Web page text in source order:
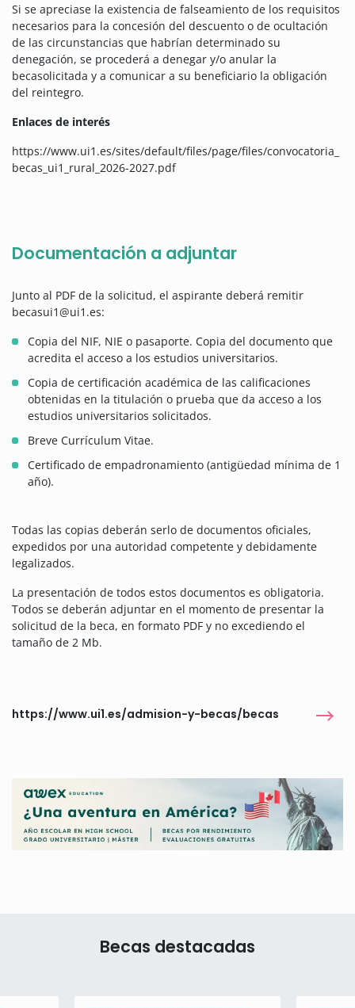
Si se apreciase la existencia de falseamiento de los requisitos
necesarios para la concesión del descuento o de ocultación
de las circunstancias que habrían determinado su
denegación, se procederá a denegar y/o anular la
becasolicitada y a comunicar a su beneficiario la obligación
del reintegro.
Enlaces de interés
https://www.ui1.es/sites/default/files/page/files/convocatoria_
becas_ui1_rural_2026-2027.pdf
Documentación a adjuntar
Junto al PDF de la solicitud, el aspirante deberá remitir
becasui1@ui1.es:
Copia del NIF, NIE o pasaporte. Copia del documento que
acredita el acceso a los estudios universitarios.
Copia de certificación académica de las calificaciones
obtenidas en la titulación o prueba que da acceso a los
estudios universitarios solicitados.
Breve Currículum Vitae.
Certificado de empadronamiento (antigüedad mínima de 1
año).
Todas las copias deberán serlo de documentos oficiales,
expedidos por una autoridad competente y debidamente
legalizados.
La presentación de todos estos documentos es obligatoria.
Todos se deberán adjuntar en el momento de presentar la
solicitud de la beca, en formato PDF y no excediendo el
tamaño de 2 Mb.
https://www.ui1.es/admision-y-becas/becas
Becas destacadas